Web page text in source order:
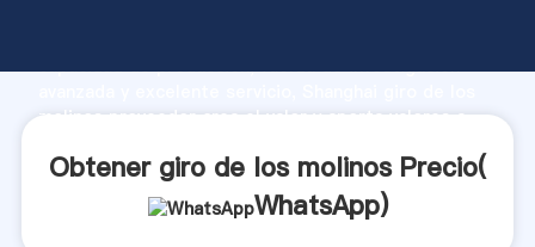
capacidad de producción, fuerza de investigación
molinos proveedor crea el valor y aporta valores a
Obtener giro de los molinos Precio(
WhatsApp)